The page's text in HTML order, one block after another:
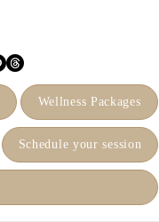
Wellness Packages
Schedule your session